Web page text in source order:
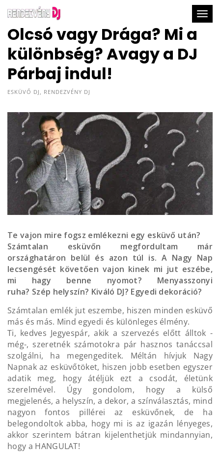
Olcsó vagy Drága? Mi a
különbség? Avagy a DJ
Párbaj indul!
ESKÜVŐ DJ , RENDEZVÉNY DJ
Te vajon mire fogsz emlékezni egy esküvő után?
Számtalan esküvőn megfordultam már
országhatáron belül és azon túl is. A Nagy Nap
lecsengését követően vajon kinek mi jut eszébe,
mi hagy benne nyomot? Menyasszonyi
ruha? Szép helyszín? Kiváló DJ? Egyedi dekoráció?
Számtalan emlék jut eszembe, hiszen minden esküvő
más és más. Mind egyedi és különleges élmény.
Ti, kedves Jegyespár, akik a szervezés előtt álltok -
még-, szeretnék számotokra pár hasznos tanáccsal
szolgálni, ha megengeditek. Méltán hívjuk Nagy
Napnak az esküvőtöket, hiszen jobb esetben egyszer
adatik meg, hogy átéljük ezt a csodát, életünk
szerelmével. Úgy gondolom, hogy a külső
megjelenés, a helyszín, a dekor, a színválasztás, mind
nagyon fontos pillérei az esküvőnek, de ha
belegondoltok abba, hogy mi is az igazán lényeges,
akkor szerintem bátran kijelenthetjük mindannyian,
hogy a HANGULAT!